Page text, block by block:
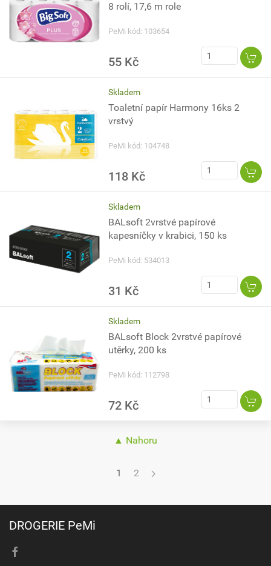
8 rolí, 17,6 m role
PeMi kód: 103654
55 Kč
Skladem
Toaletní papír Harmony 16ks 2
vrstvý
PeMi kód: 104748
118 Kč
Skladem
BALsoft 2vrstvé papírové
kapesníčky v krabici, 150 ks
PeMi kód: 534013
31 Kč
Skladem
BALsoft Block 2vrstvé papírové
utěrky, 200 ks
PeMi kód: 112798
72 Kč
▲ Nahoru
1 2
DROGERIE PeMi